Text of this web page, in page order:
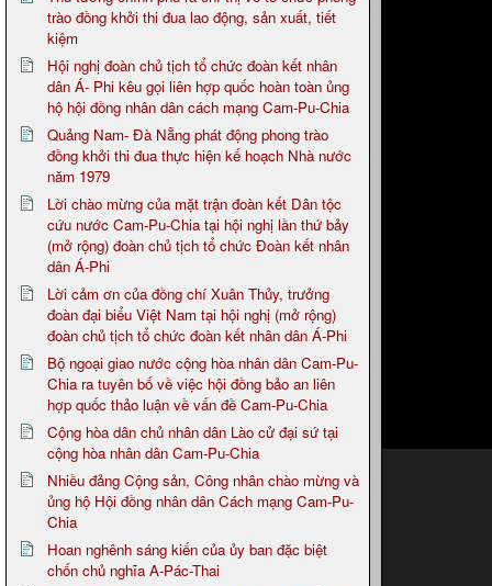
trào đồng khởi thi đua lao động, sản xuất, tiết
kiệm
Hội nghị đoàn chủ tịch tổ chức đoàn kết nhân
dân Á- Phi kêu gọi liên hợp quốc hoàn toàn ủng
hộ hội đồng nhân dân cách mạng Cam-Pu-Chia
Quảng Nam- Đà Nẵng phát động phong trào
đồng khởi thi đua thực hiện kế hoạch Nhà nước
năm 1979
Lời chào mừng của mặt trận đoàn kết Dân tộc
cứu nước Cam-Pu-Chia tại hội nghị lần thứ bảy
(mở rộng) đoàn chủ tịch tổ chức Đoàn kết nhân
dân Á-Phi
Lời cảm ơn của đồng chí Xuân Thủy, trưởng
đoàn đại biểu Việt Nam tại hội nghị (mở rộng)
đoàn chủ tịch tổ chức đoàn kết nhân dân Á-Phi
Bộ ngoại giao nước cộng hòa nhân dân Cam-Pu-
Chia ra tuyên bố về việc hội đồng bảo an liên
hợp quốc thảo luận về vấn đề Cam-Pu-Chia
Cộng hòa dân chủ nhân dân Lào cử đại sứ tại
cộng hòa nhân dân Cam-Pu-Chia
Nhiều đảng Cộng sản, Công nhân chào mừng và
ủng hộ Hội đồng nhân dân Cách mạng Cam-Pu-
Chia
Hoan nghênh sáng kiến của ủy ban đặc biệt
chốn chủ nghĩa A-Pác-Thai